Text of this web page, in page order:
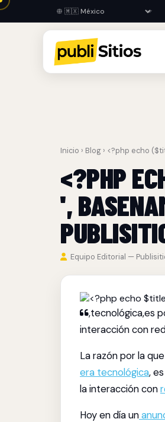
Inicio › Blog › <?php echo
<?PHP
',
Equipo Editorial —
,tecnológica,es
interacción con
La razón por la
era tecnológica,
la interacción con
Hoy en día un